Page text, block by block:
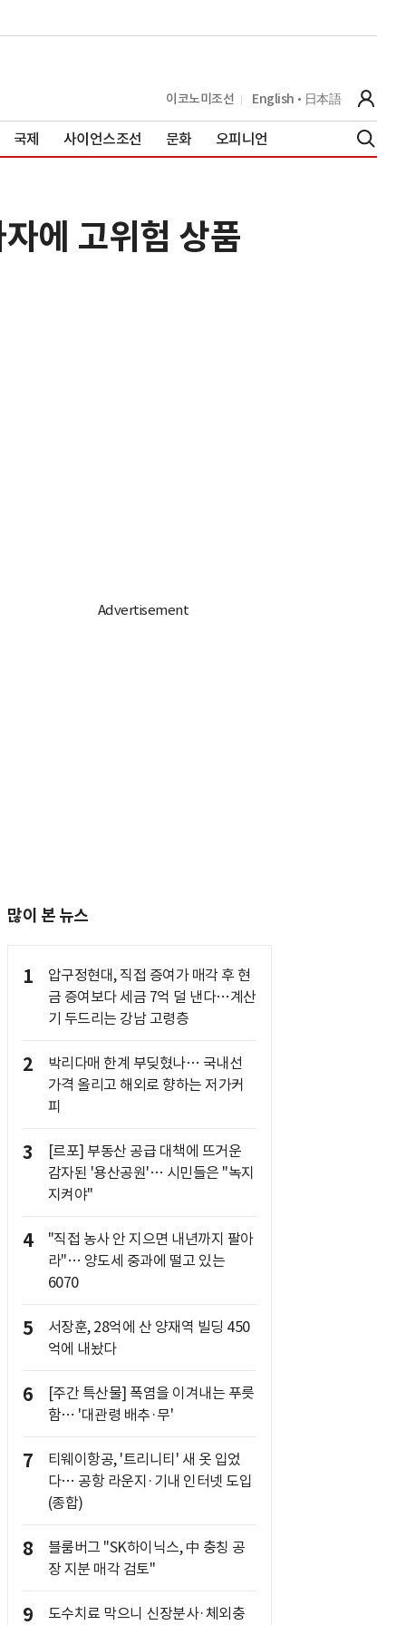
이코노미조선 English 日本語
국제 사이언스조선 문화 오피니언
에 고위험 상품
많이 본 뉴스
1
압구정현대, 직접 증여가 매각 후 현
금 증여보다 세금 7억 덜 낸다…계산
기 두드리는 강남 고령층
2
박리다매 한계 부딪혔나… 국내선
가격 올리고 해외로 향하는 저가커
피
3
[르포] 부동산 공급 대책에 뜨거운
감자된 '용산공원'… 시민들은 "녹지
지켜야"
4
"직접 농사 안 지으면 내년까지 팔아
라"… 양도세 중과에 떨고 있는
6070
5
서장훈, 28억에 산 양재역 빌딩 450
억에 내놨다
6
[주간 특산물] 폭염을 이겨내는 푸릇
함… '대관령 배추·무'
7
티웨이항공, '트리니티' 새 옷 입었
다… 공항 라운지·기내 인터넷 도입
(종합)
8
블룸버그 "SK하이닉스, 中 충칭 공
장 지분 매각 검토"
9 도수치료 막으니 신장분사·체외충